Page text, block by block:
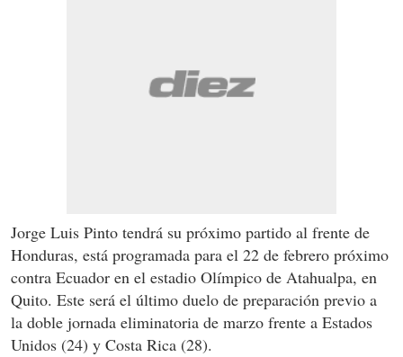
Jorge Luis Pinto tendrá su próximo partido al frente de
Honduras, está programada para el 22 de febrero próximo
contra Ecuador en el estadio Olímpico de Atahualpa, en
Quito. Este será el último duelo de preparación previo a
la doble jornada eliminatoria de marzo frente a Estados
Unidos (24) y Costa Rica (28).